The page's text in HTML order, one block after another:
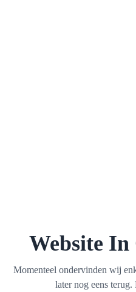
Website
Momenteel ondervinden wij
later nog eens